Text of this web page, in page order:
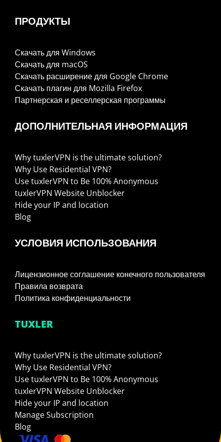
ПРОДУКТЫ
Скачать для Windows
Скачать для macOS
Скачать расширение для Google Chrome
Скачать плагин для Mozilla Firefox
Партнерская и реселлерская программы
ДОПОЛНИТЕЛЬНАЯ ИНФОРМАЦИЯ
Why tuxlerVPN is the ultimate solution?
Why Use Residential VPN?
Use tuxlerVPN to Be 100% Anonymous
tuxlerVPN Website Unblocker
Hide your IP and location
Blog
УСЛОВИЯ ИСПОЛЬЗОВАНИЯ
Лицензионное соглашение конечного пользователя
Правила возврата
Политика конфиденциальности
TUXLER
Why tuxlerVPN is the ultimate solution?
Why Use Residential VPN?
Use tuxlerVPN to Be 100% Anonymous
tuxlerVPN Website Unblocker
Hide your IP and location
Manage Subscription
Blog